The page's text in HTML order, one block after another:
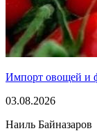
Импорт овощей и
03.08.2026
Наиль Байназаров